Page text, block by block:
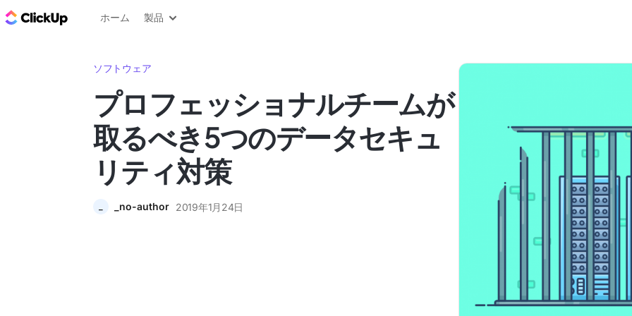
ClickUp ブログ
ホーム 製品
ソフトウェア
プロフェッショナルチームが
取るべき5つのデータセキュ
リティ対策
_no-author 2019年1月24日